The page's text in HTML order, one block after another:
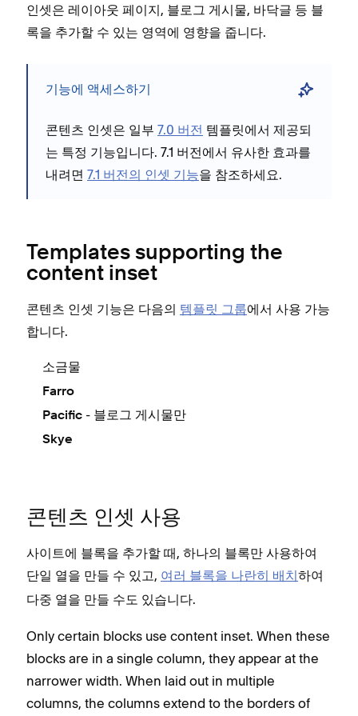
인셋은 레이아웃 페이지, 블로그 게시물, 바닥글 등 블
록을 추가할 수 있는 영역에 영향을 줍니다.
기능에 액세스하기
콘텐츠 인셋은 일부 7.0 버전 템플릿에서 제공되
는 특정 기능입니다. 7.1 버전에서 유사한 효과를
내려면 7.1 버전의 인셋 기능을 참조하세요.
Templates supporting the
content inset
콘텐츠 인셋 기능은 다음의 템플릿 그룹에서 사용 가능
합니다.
소금물
Farro
Pacific - 블로그 게시물만
Skye
콘텐츠 인셋 사용
사이트에 블록을 추가할 때, 하나의 블록만 사용하여
단일 열을 만들 수 있고, 여러 블록을 나란히 배치하여
다중 열을 만들 수도 있습니다.
Only certain blocks use content inset. When these
blocks are in a single column, they appear at the
narrower width. When laid out in multiple
columns, the columns extend to the borders of